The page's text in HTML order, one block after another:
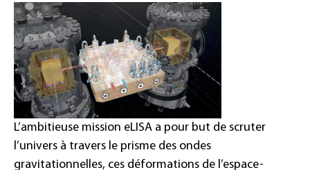
L’ambitieuse mission eLISA a pour but de scruter
l’univers à travers le prisme des ondes
gravitationnelles, ces déformations de l’espace-